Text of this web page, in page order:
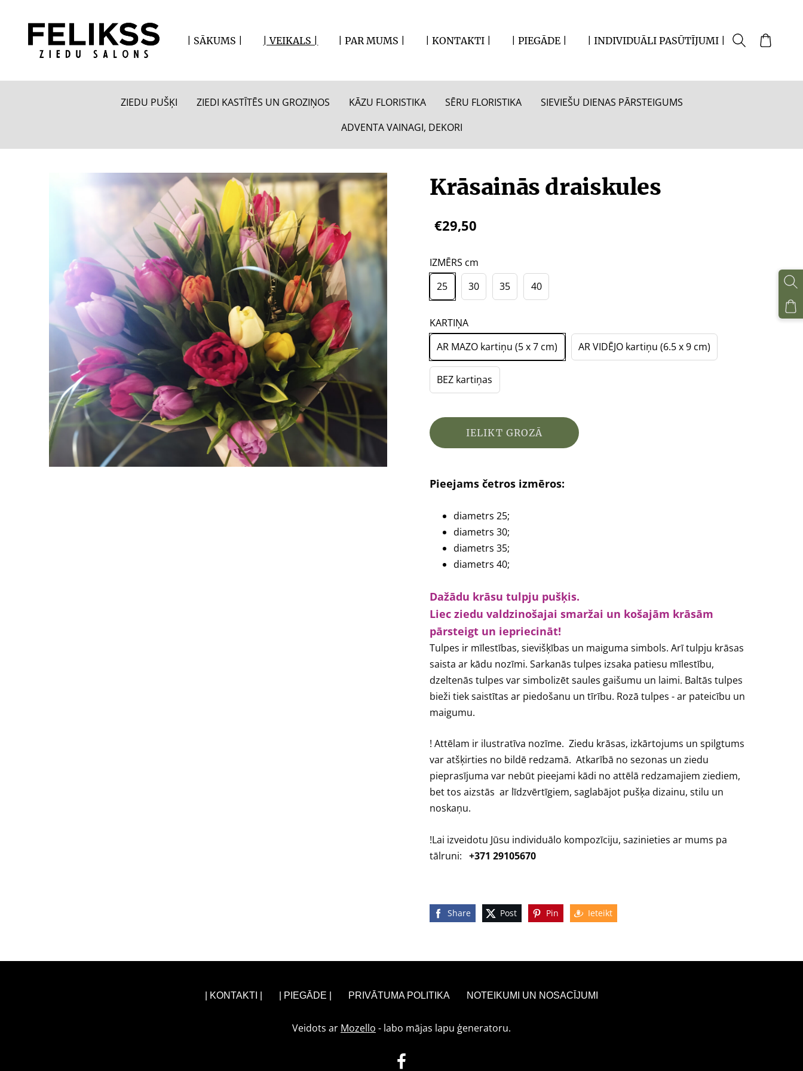
| SĀKUMS | | VEIKALS | | PAR MUMS | | KONTAKTI | | PIEGĀDE | | INDIVIDUĀLI PASŪTĪJUMI |
ZIEDU PUŠĶI ZIEDI KASTĪTĒS UN GROZIŅOS KĀZU FLORISTIKA SĒRU FLORISTIKA
SIEVIEŠU DIENAS PĀRSTEIGUMS
ADVENTA VAINAGI, DEKORI
Krāsainās draiskules
€29,50
IZMĒRS cm
25
30 35 40
KARTIŅA
AR MAZO kartiņu (5 x 7 cm)
AR VIDĒJO kartiņu (6.5 x 9 cm)
BEZ kartiņas
IELIKT GROZĀ
Pieejams četros izmēros:
diametrs 25;
diametrs 30;
diametrs 35;
diametrs 40;
Dažādu krāsu tulpju pušķis.
Liec ziedu valdzinošajai smaržai un košajām krāsām
pārsteigt un iepriecināt!
Tulpes ir mīlestības, sievišķības un maiguma simbols. Arī tulpju krāsas
saista ar kādu nozīmi. Sarkanās tulpes izsaka patiesu mīlestību,
dzeltenās tulpes var simbolizēt saules gaišumu un laimi. Baltās tulpes
bieži tiek saistītas ar piedošanu un tīrību. Rozā tulpes - ar pateicību un
maigumu.
! Attēlam ir ilustratīva nozīme. Ziedu krāsas, izkārtojums un spilgtums
var atšķirties no bildē redzamā. Atkarībā no sezonas un ziedu
pieprasījuma var nebūt pieejami kādi no attēlā redzamajiem ziediem,
bet tos aizstās ar līdzvērtīgiem, saglabājot pušķa dizainu, stilu un
noskaņu.
!Lai izveidotu Jūsu individuālo kompozīciju, sazinieties ar mums pa
tālruni:+371 29105670
Share Post Pin Ieteikt
| KONTAKTI | | PIEGĀDE | PRIVĀTUMA POLITIKA NOTEIKUMI UN NOSACĪJUMI
Veidots ar Mozello - labo mājas lapu ģeneratoru.